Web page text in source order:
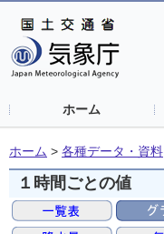
ホーム
ホーム > 各種データ・資料
１時間ごとの値